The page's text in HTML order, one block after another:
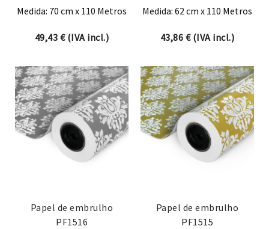
Medida: 70 cm x 110 Metros
49,43 €(IVA incl.)
Medida: 62 cm x 110 Metros
43,86 €(IVA incl.)
Papel de embrulho
PF1516
Papel de embrulho
PF1515